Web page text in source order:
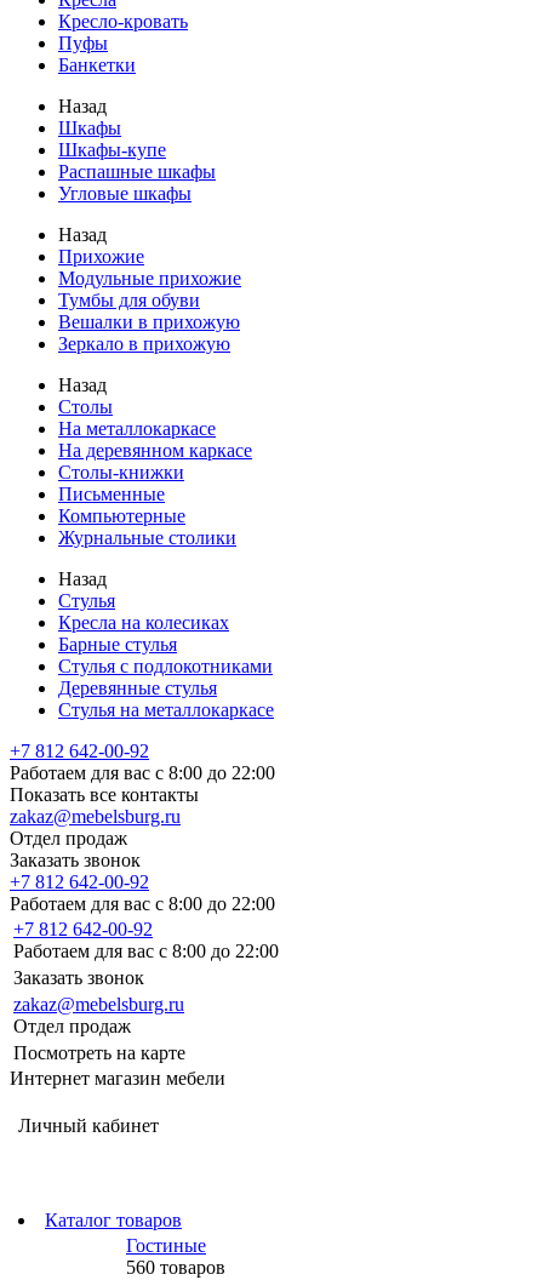
Кресло-кровать
Пуфы
Банкетки
Назад
Шкафы
Шкафы-купе
Распашные шкафы
Угловые шкафы
Назад
Прихожие
Модульные прихожие
Тумбы для обуви
Вешалки в прихожую
Зеркало в прихожую
Назад
Столы
На металлокаркасе
На деревянном каркасе
Столы-книжки
Письменные
Компьютерные
Журнальные столики
Назад
Стулья
Кресла на колесиках
Барные стулья
Стулья с подлокотниками
Деревянные стулья
Стулья на металлокаркасе
+7 812 642-00-92
Работаем для вас с 8:00 до 22:00
Показать все контакты
zakaz@mebelsburg.ru
Отдел продаж
Заказать звонок
+7 812 642-00-92
Работаем для вас с 8:00 до 22:00
+7 812 642-00-92
Работаем для вас с 8:00 до 22:00
Заказать звонок
zakaz@mebelsburg.ru
Отдел продаж
Посмотреть на карте
Интернет магазин мебели
Личный кабинет
Каталог товаров
Гостиные
560 товаров